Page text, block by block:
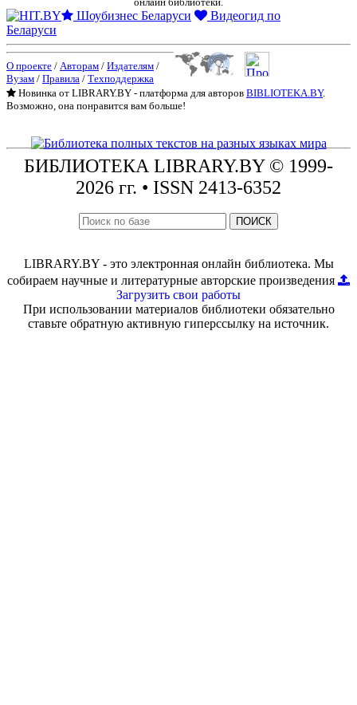
Шоубизнес Беларуси
Видеогид по
Беларуси
О проекте / Авторам / Издателям /
Вузам / Правила / Техподдержка
Новинка от LIBRARY.BY - платформа для авторов BIBLIOTEKA.BY.
Возможно, она понравится вам больше!
БИБЛИОТЕКА LIBRARY.BY © 1999-
2026 гг. • ISSN 2413-6352
ПОИСК
LIBRARY.BY - это электронная онлайн библиотека. Мы
собираем научные и литературные авторские произведения
Загрузить свои работы
При использовании материалов библиотеки обязательно
ставьте обратную активную гиперссылку на источник.